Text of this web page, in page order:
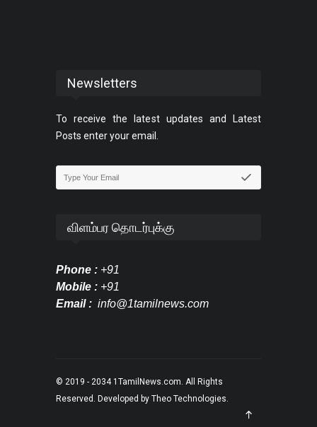
Newsletters
To receive the latest updates and Latest
Posts enter your email.
விளம்பர தொடர்புக்கு
Phone : +91
Mobile : +91
Email : info@1tamilnews.com
© 2019 - 2034 1TamilNews.com. All Rights
Reserved. Developed by Theo Technologies.